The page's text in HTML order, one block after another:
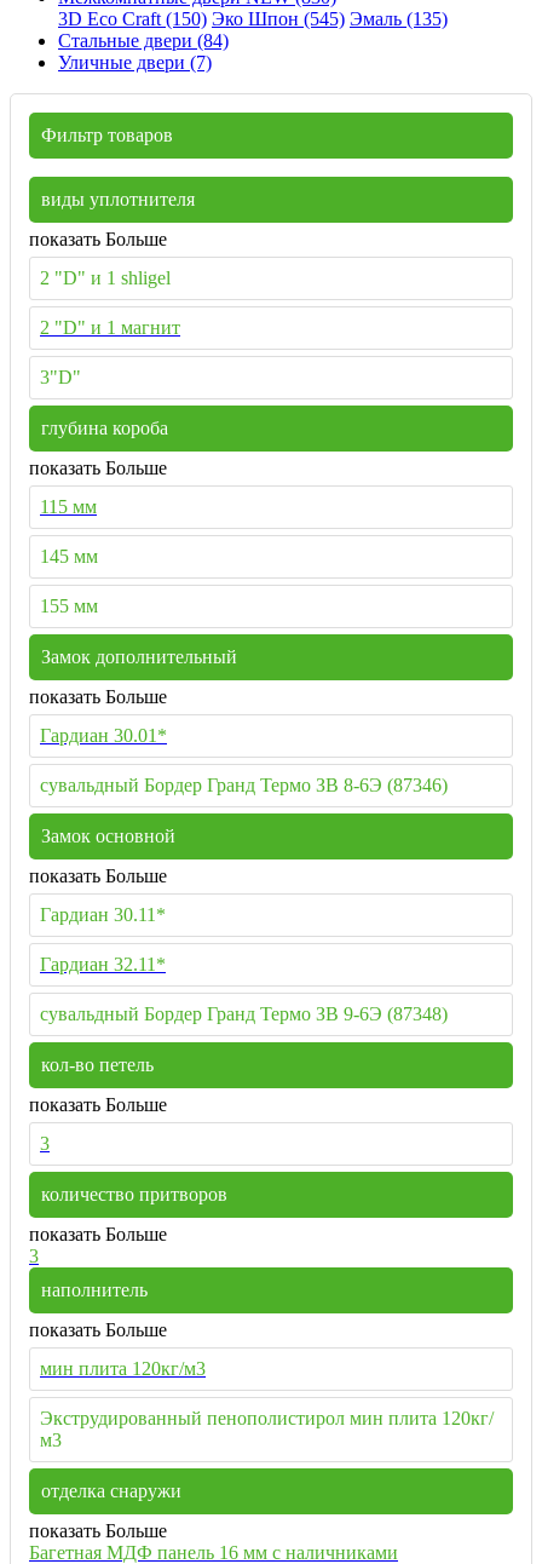
3D Eco Craft (150) Эко Шпон (545) Эмаль (135)
Стальные двери (84)
Уличные двери (7)
Фильтр товаров
виды уплотнителя
показать Больше
2 "D" и 1 shligel
2 "D" и 1 магнит
3"D"
глубина короба
показать Больше
115 мм
145 мм
155 мм
Замок дополнительный
показать Больше
Гардиан 30.01*
сувальдный Бордер Гранд Термо ЗВ 8-6Э (87346)
Замок основной
показать Больше
Гардиан 30.11*
Гардиан 32.11*
сувальдный Бордер Гранд Термо ЗВ 9-6Э (87348)
кол-во петель
показать Больше
3
количество притворов
показать Больше
3
наполнитель
показать Больше
мин плита 120кг/м3
Экструдированный пенополистирол мин плита 120кг/
м3
отделка снаружи
показать Больше
Багетная МДФ панель 16 мм с наличниками